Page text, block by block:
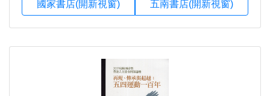
國家書店(開新視窗) 五南書店(開新視窗)